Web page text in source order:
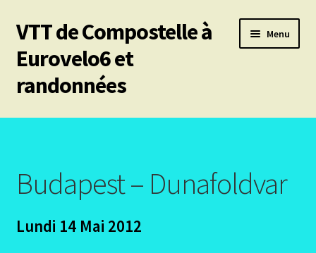
Aller
à
la
navigation
Aller
au
contenu
VTT de Compostelle à
Eurovelo6 et
randonnées
Menu
Mes 6 chemins vtt de Compostelle
menu
Eurovelo6 Le Projet – Recherches de participants
Eurovelo6- Les Etapes
Budapest – Dunafoldvar
Lundi 14 Mai 2012